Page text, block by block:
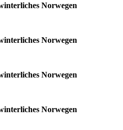
Norwegen
Norwegen
Norwegen
Norwegen